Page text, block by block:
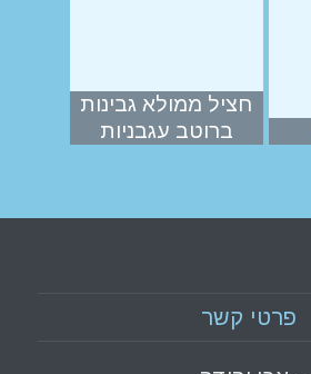
חציל ממולא גבינות
ברוטב עגבניות
פרטי קשר